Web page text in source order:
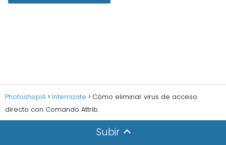
PhotoshopIA Internizate
Cómo eliminar virus de acceso
directo con Comando Attrib.
Subir